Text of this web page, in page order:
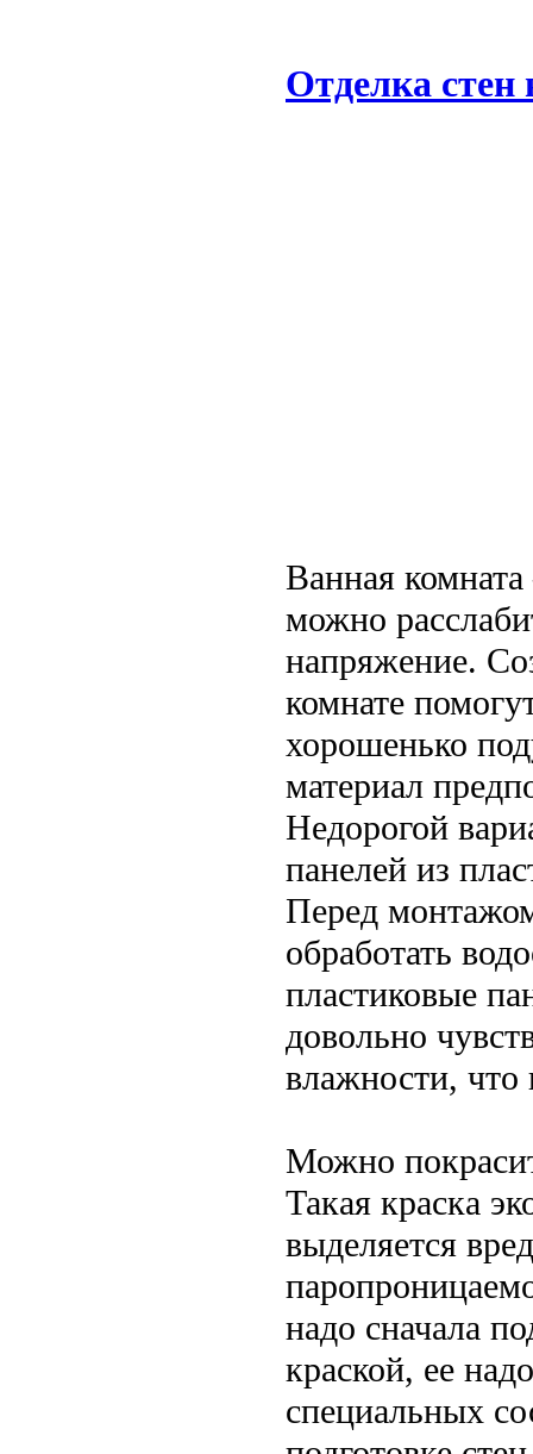
Отделка стен
Ванная
можно
напряжение.
комнате
хорошенько
материал
Недорогой
панелей из
Перед
обработать
пластиковые
довольно
влажности,
Можно
Такая краска
выделяется
надо сначала
краской, ее
специальных